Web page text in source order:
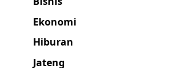
Ekonomi
Hiburan
Jateng